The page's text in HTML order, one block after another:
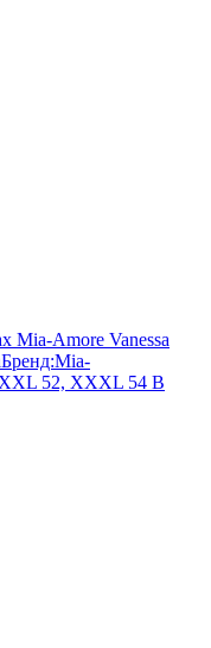
Mia-Amore Vanessa
Бренд:Mia-
52, XXXL 54 В